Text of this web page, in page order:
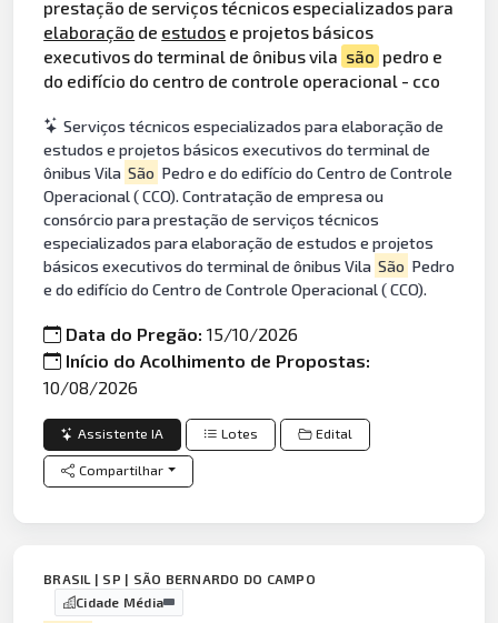
prestação de serviços técnicos especializados para
elaboração de estudos e projetos básicos
executivos do terminal de ônibus vila são pedro e
do edifício do centro de controle operacional - cco
Serviços técnicos especializados para elaboração de
estudos e projetos básicos executivos do terminal de
ônibus Vila São Pedro e do edifício do Centro de Controle
Operacional ( CCO). Contratação de empresa ou
consórcio para prestação de serviços técnicos
especializados para elaboração de estudos e projetos
básicos executivos do terminal de ônibus Vila São Pedro
e do edifício do Centro de Controle Operacional ( CCO).
Data do Pregão:15/10/2026
Início do Acolhimento de Propostas:
10/08/2026
Assistente IA Lotes Edital
Compartilhar
BRASIL | SP | SÃO BERNARDO DO CAMPO
Cidade Média